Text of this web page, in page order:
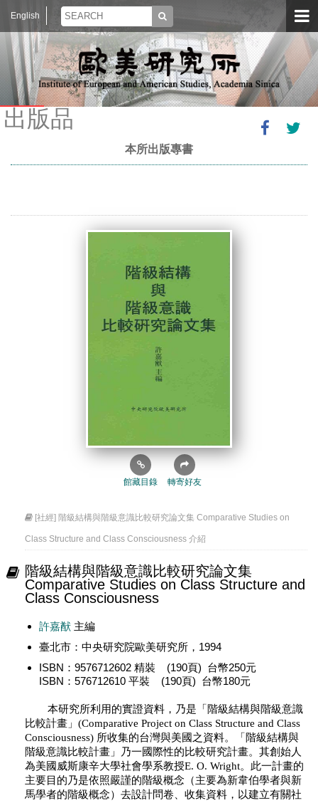
English
出版品
本所出版專書
館藏目錄 轉寄好友
[社經] 階級結構與階級意識比較研究論文集 Comparative Studies on
Class Structure and Class Consciousness 介紹
階級結構與階級意識比較研究論文集
Comparative Studies on Class Structure and
Class Consciousness
許嘉猷主編
臺北市：中央研究院歐美研究所，1994
ISBN：9576712602 精裝 (190頁) 台幣250元
ISBN：576712610 平裝 (190頁) 台幣180元
本研究所利用的實證資料，乃是「階級結構與階級意識
比較計畫」(Comparative Project on Class Structure and Class
Consciousness) 所收集的台灣與美國之資料。「階級結構與
階級意識比較計畫」乃一國際性的比較研究計畫。其創始人
為美國威斯康辛大學社會學系教授E. O. Wright。此一計畫的
主要目的乃是依照嚴謹的階級概念（主要為新韋伯學者與新
馬學者的階級概念）去設計問卷、收集資料，以建立有關社